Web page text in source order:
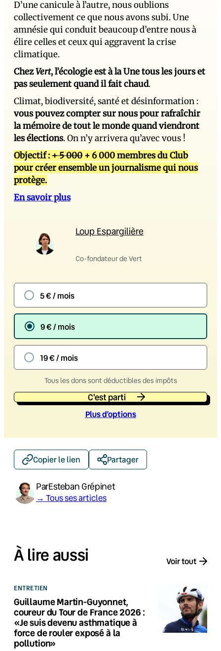
D’une canicule à l’autre, nous oublions
collectivement ce que nous avons subi. Une
amnésie qui conduit beaucoup d’entre nous à
élire celles et ceux qui aggravent la crise
climatique.
ChezVert, l’écologie est à la Une tous les jours et
pas seulement quand il fait chaud.
Climat, biodiversité, santé et désinformation :
vous pouvez compter sur nous pour rafraîchir
la mémoire de tout le monde quand viendront
les élections. On n’y arrivera qu’avec vous !
Objectif :+ 5 000 + 6 000 membres du Club
pour créer ensemble un journalisme qui nous
protège.
En savoir plus
Loup Espargilière
Co-fondateur de Vert
5 € / mois
9 € / mois
19 € / mois
Tous les dons sont déductibles des impôts
C'est parti
Plus d’options
Copier le lien Partager
ParEsteban Grépinet
→ Tous ses articles
À lire aussi Voir tout
ENTRETIEN
Guillaume Martin-Guyonnet,
coureur du Tour de France 2026 :
«Je suis devenu asthmatique à
force de rouler exposé à la
pollution»